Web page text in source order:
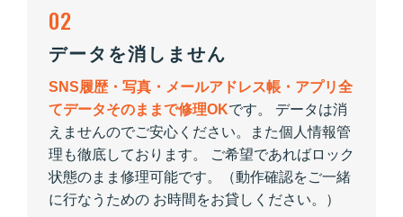
02
データを消しません
SNS履歴・写真・メールアドレス帳・アプリ全
てデータそのままで修理OKです。 データは消
えませんのでご安心ください。また個人情報管
理も徹底しております。 ご希望であればロック
状態のまま修理可能です。（動作確認をご一緒
に行なうための お時間をお貸しください。）